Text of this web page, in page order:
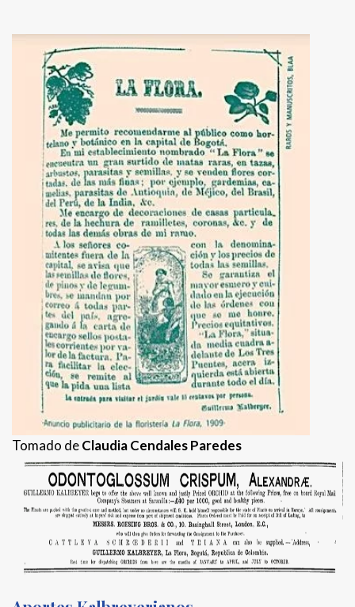
Tomado deClaudia Cendales Paredes